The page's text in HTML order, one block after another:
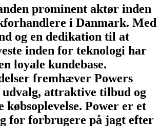
prominent aktør inden
i Danmark. Med
og en dedikation til at
inden for teknologi har
loyale kundebase.
fremhæver Powers
udvalg, attraktive tilbud og
købsoplevelse. Power er et
for forbrugere på jagt efter